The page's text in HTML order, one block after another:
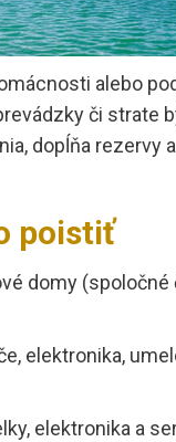
alebo
či strate
dopĺňa rezervy
poistiť
domy (spoločné
elektronika,
elektronika a